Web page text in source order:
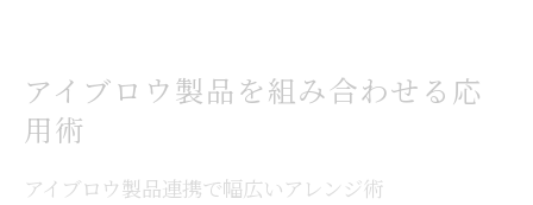
アイブロウ製品を組み合わせる応
用術
アイブロウ製品連携で幅広いアレンジ術